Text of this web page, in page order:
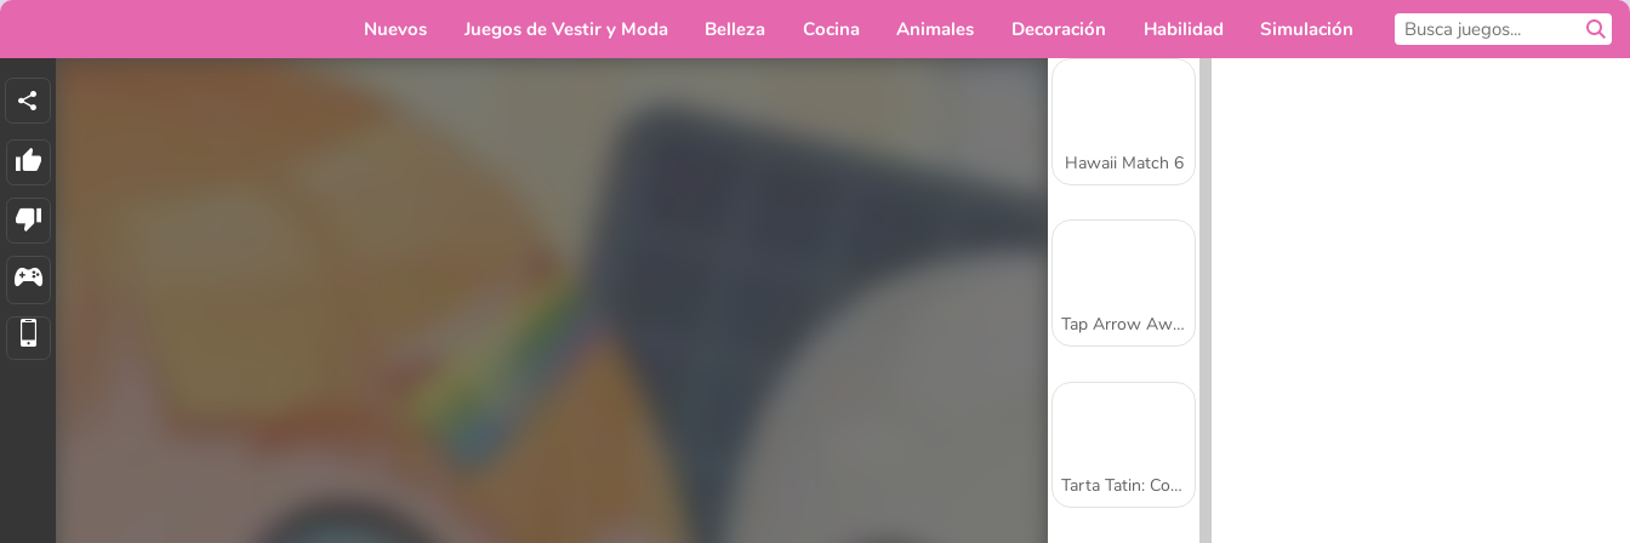
Nuevos Juegos de Vestir y Moda Belleza Cocina Animales Decoración Habilidad Simulación
Hawaii Match 6
Tap Arrow Away
Tarta Tatin: Cocina con Sara